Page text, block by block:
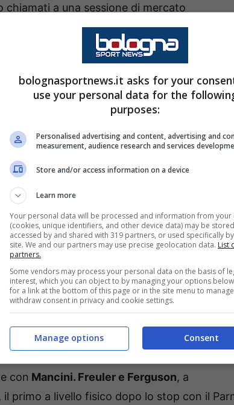
a una sessione di mercato
tra i principali protagonisti della cavalcata
di giocatori molto interessanti come
come outsider e che potevano essere
passato molto importante in Nazionale e
che rafforzano un reparto che fino allo scorso
meglio in questo inizio di stagione, c’è
, rispetto allo scorso anno, si stanno
importante. L’ex Milan e Pordenone sta
e dello Spezia.
Italiano e il suo obiettivo è di rientrare
con Mancini. Freuler e Ferguson, a
primo a livello fisico dopo lo stop con il
bolognasportnews.it asks for your
use your personal data for the
purposes:
Personalised advertising and content, advertising and
measurement, audience research and services
Store and/or access information on a device
Learn more
Your personal data will be processed and information from your
(cookies, unique identifiers, and other device data) may be
accessed by and shared with 319 partners, or used specifically
site. We and our partners may use precise geolocation data. List
partners.
Some vendors may process your personal data on the basis of
interest, which you can object to by managing your options
for a link at the bottom of this page or in the site menu to
withdraw consent in privacy and cookie settings.
Consent
Manage options